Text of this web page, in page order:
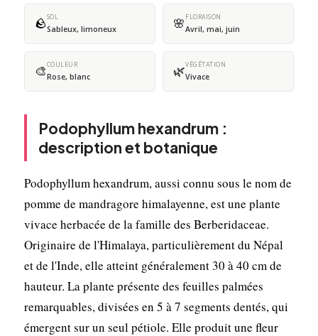
🪨SOL
Sableux, limoneux 🌸 FLORAISON
Avril, mai, juin
🎨COULEUR
Rose, blanc 🌿VÉGÉTATION
Vivace
Podophyllum hexandrum :
description et botanique
Podophyllum hexandrum, aussi connu sous le nom de
pomme de mandragore himalayenne, est une plante
vivace herbacée de la famille des Berberidaceae.
Originaire de l'Himalaya, particulièrement du Népal
et de l'Inde, elle atteint généralement 30 à 40 cm de
hauteur. La plante présente des feuilles palmées
remarquables, divisées en 5 à 7 segments dentés, qui
émergent sur un seul pétiole. Elle produit une fleur